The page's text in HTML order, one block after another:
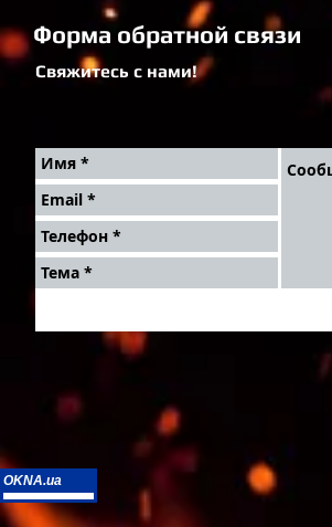
Форма обратной связи
Свяжитесь с нами!
OKNA.ua